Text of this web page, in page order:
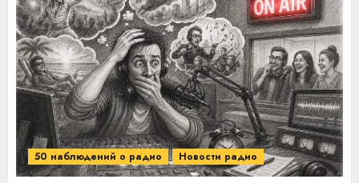
50 наблюдений о радио Новости радио